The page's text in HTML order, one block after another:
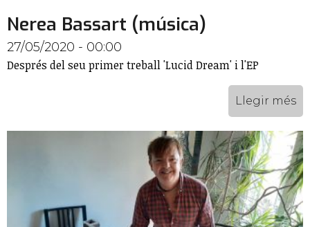
Nerea Bassart (música)
27/05/2020 - 00:00
Després del seu primer treball 'Lucid Dream' i l'EP
Llegir més